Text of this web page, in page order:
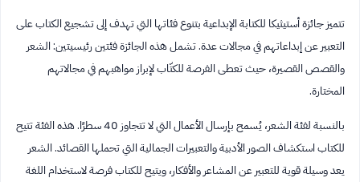
تتميز جائزة أستيثيكا للكتابة الإبداعية بتنوع فئاتها التي تهدف إلى تشجيع الكتاب على
التعبير عن إبداعاتهم في مجالات عدة. تشمل هذه الجائزة فئتين رئيسيتين: الشعر
والقصص القصيرة، حيث تعطى الفرصة للكتّاب لإبراز مواهبهم في مجالاتهم
المختارة.
بالنسبة لفئة الشعر، يُسمح بإرسال الأعمال التي لا تتجاوز 40 سطرًا. هذه الفئة تتيح
للكتاب استكشاف الصور الأدبية والتعبيرات الجمالية التي تحملها القصائد. الشعر
يعد وسيلة قوية للتعبير عن المشاعر والأفكار، ويتيح للكتاب فرصة لاستخدام اللغة